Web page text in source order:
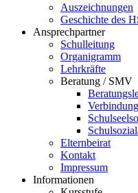
Auszeichnungen
Geschichte des
Ansprechpartner
Schulleitung
Organigramm
Lehrkräfte
Beratung / SMV
Elternbeirat
Kontakt
Impressum
Informationen